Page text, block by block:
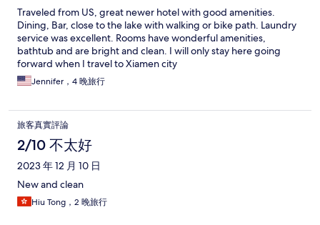
Traveled from US, great newer hotel with good amenities.
Dining, Bar, close to the lake with walking or bike path. Laundry
service was excellent. Rooms have wonderful amenities,
bathtub and are bright and clean. I will only stay here going
forward when I travel to Xiamen city
Jennifer，4 晚旅行
旅客真實評論
2/10 不太好
2023 年 12 月 10 日
New and clean
Hiu Tong，2 晚旅行